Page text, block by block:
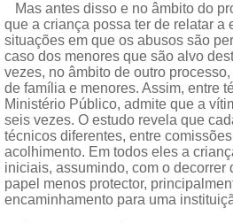
Mas antes disso e no âmbito do
que a criança possa ter de relatar
situações em que os abusos são
caso dos menores que são alvo
vezes, no âmbito de outro
de família e menores. Assim, entre
Ministério Público, admite que a
seis vezes. O estudo revela que
técnicos diferentes, entre
acolhimento. Em todos eles a
iniciais, assumindo, com o
papel menos protector,
encaminhamento para uma